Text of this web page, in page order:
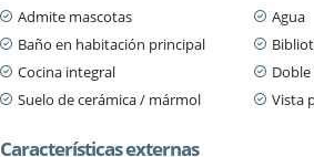
Admite mascotas Agua
Baño en habitación principal
Cocina integral
Suelo de cerámica / mármol
Vista
Características externas